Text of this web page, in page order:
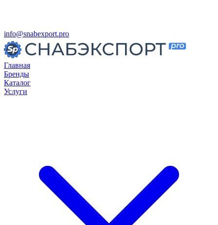
info@snabexport.pro
Главная
Бренды
Каталог
Услуги